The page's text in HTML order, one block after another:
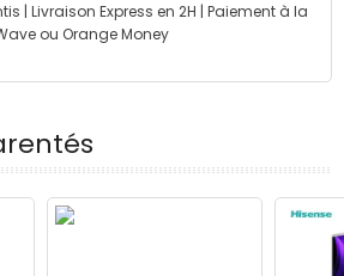
| Livraison Express en 2H | Paiement à la
ou Orange Money